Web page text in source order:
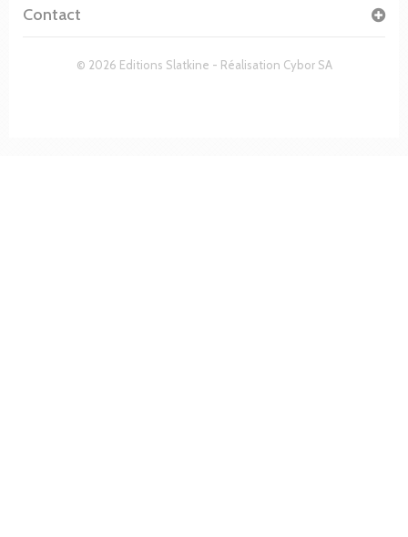
© 2026 Editions Slatkine - Réalisation Cybor SA
Contact